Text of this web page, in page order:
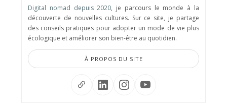
Digital nomad depuis 2020, je parcours le monde à la
découverte de nouvelles cultures. Sur ce site, je partage
des conseils pratiques pour adopter un mode de vie plus
écologique et améliorer son bien-être au quotidien.
À PROPOS DU SITE